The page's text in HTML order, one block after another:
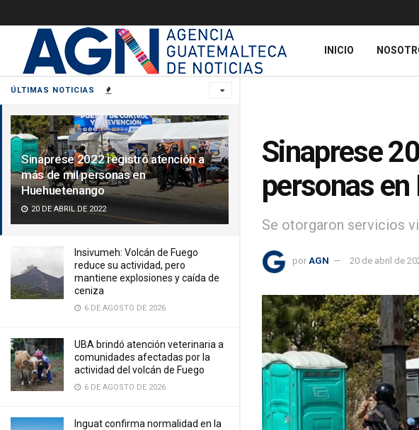
ÚLTIMAS NOTICIAS
Sinaprese 2022 registró atención a
más de mil personas en
Huehuetenango
20 DE ABRIL DE 2022
Insivumeh: Volcán de Fuego
reduce su actividad, pero
mantiene explosiones y caída de
ceniza
6 DE AGOSTO DE 2026
UBA brindó atención veterinaria a
comunidades afectadas por la
actividad del volcán de Fuego
6 DE AGOSTO DE 2026
Inguat confirma normalidad en la
INICIO
Sinaprese
personas
Se otorgaron servicios
por AGN 20 de abril de